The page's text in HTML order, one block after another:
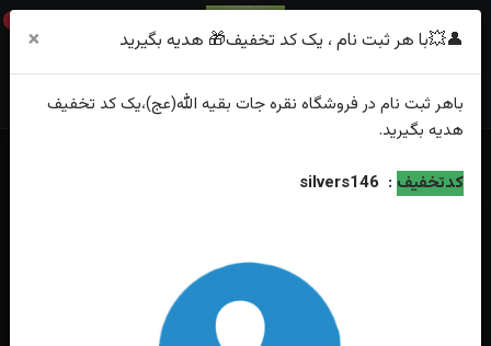
0
خانه فهرست محصولات
👤💥با هر ثبت نام ، یک کد تخفیف🎁 هدیه بگیرید ×
باهر ثبت نام در فروشگاه نقره جات بقیه الله(عج)،یک کد تخفیف
هدیه بگیرید.
کدتخفیف :
silvers146